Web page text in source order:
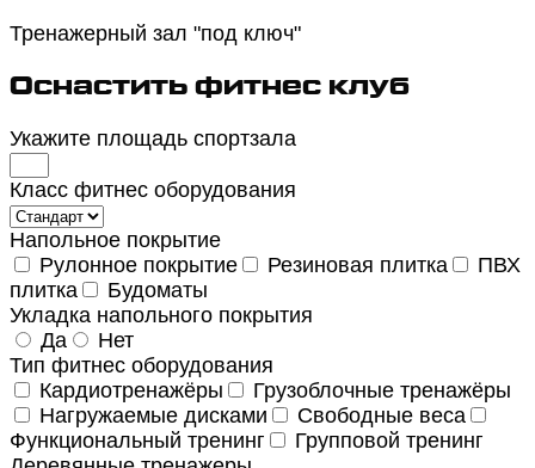
Тренажерный зал "под ключ"
Оснастить фитнес клуб
Укажите площадь спортзала
Класс фитнес оборудования
Напольное покрытие
Рулонное покрытие
Резиновая плитка
ПВХ
плитка
Будоматы
Укладка напольного покрытия
Да
Нет
Тип фитнес оборудования
Кардиотренажёры
Грузоблочные тренажёры
Нагружаемые дисками
Свободные веса
Функциональный тренинг
Групповой тренинг